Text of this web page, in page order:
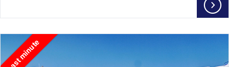
Last minute